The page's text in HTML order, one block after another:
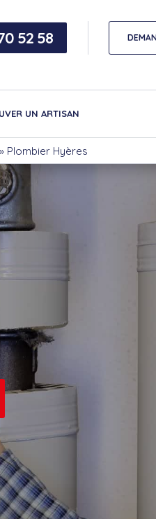
52 58
UN ARTISAN
» Plombier Hyères